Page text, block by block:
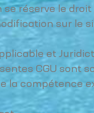
se réserve le
sur le
et
CGU sont
la compétence